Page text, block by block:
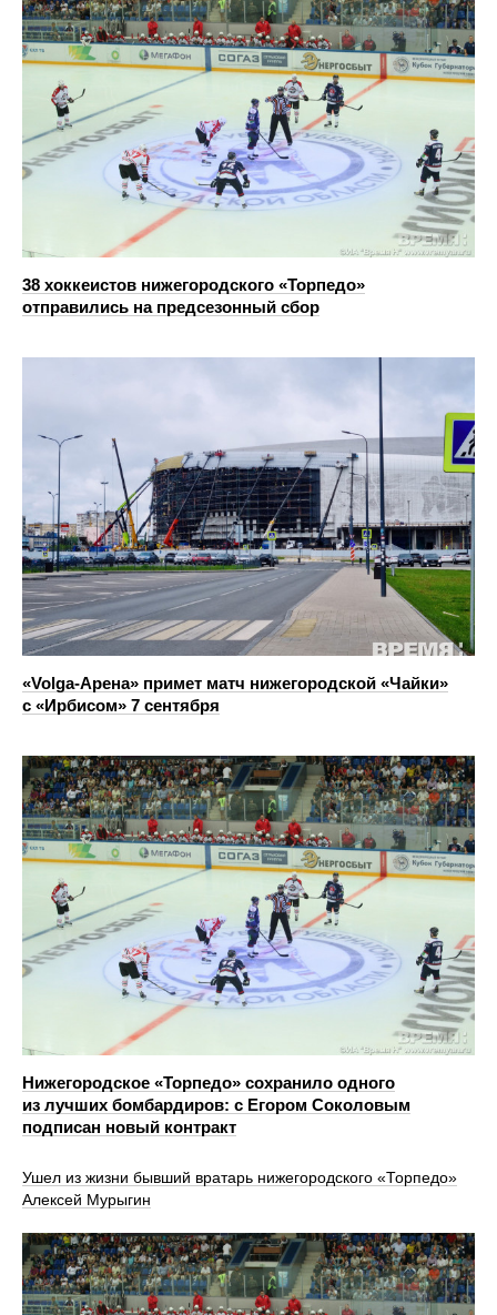
38 хоккеистов нижегородского «Торпедо»
отправились на предсезонный сбор
«Volga-Арена» примет матч нижегородской «Чайки»
с «Ирбисом» 7 сентября
Нижегородское «Торпедо» сохранило одного
из лучших бомбардиров: с Егором Соколовым
подписан новый контракт
Ушел из жизни бывший вратарь нижегородского «Торпедо»
Алексей Мурыгин